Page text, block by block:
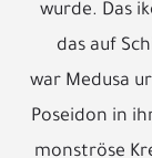
wurde. Das
das auf
war Medusa
Poseidon in
monströse